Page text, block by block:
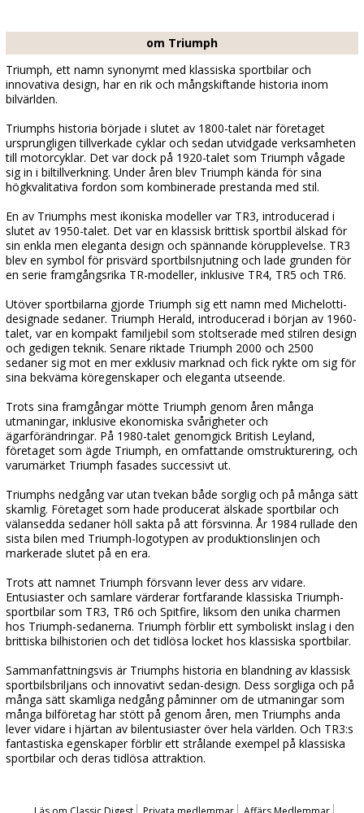
om Triumph
Triumph, ett namn synonymt med klassiska sportbilar och
innovativa design, har en rik och mångskiftande historia inom
bilvärlden.
Triumphs historia började i slutet av 1800-talet när företaget
ursprungligen tillverkade cyklar och sedan utvidgade verksamheten
till motorcyklar. Det var dock på 1920-talet som Triumph vågade
sig in i biltillverkning. Under åren blev Triumph kända för sina
högkvalitativa fordon som kombinerade prestanda med stil.
En av Triumphs mest ikoniska modeller var TR3, introducerad i
slutet av 1950-talet. Det var en klassisk brittisk sportbil älskad för
sin enkla men eleganta design och spännande körupplevelse. TR3
blev en symbol för prisvärd sportbilsnjutning och lade grunden för
en serie framgångsrika TR-modeller, inklusive TR4, TR5 och TR6.
Utöver sportbilarna gjorde Triumph sig ett namn med Michelotti-
designade sedaner. Triumph Herald, introducerad i början av 1960-
talet, var en kompakt familjebil som stoltserade med stilren design
och gedigen teknik. Senare riktade Triumph 2000 och 2500
sedaner sig mot en mer exklusiv marknad och fick rykte om sig för
sina bekväma köregenskaper och eleganta utseende.
Trots sina framgångar mötte Triumph genom åren många
utmaningar, inklusive ekonomiska svårigheter och
ägarförändringar. På 1980-talet genomgick British Leyland,
företaget som ägde Triumph, en omfattande omstrukturering, och
varumärket Triumph fasades successivt ut.
Triumphs nedgång var utan tvekan både sorglig och på många sätt
skamlig. Företaget som hade producerat älskade sportbilar och
välansedda sedaner höll sakta på att försvinna. År 1984 rullade den
sista bilen med Triumph-logotypen av produktionslinjen och
markerade slutet på en era.
Trots att namnet Triumph försvann lever dess arv vidare.
Entusiaster och samlare värderar fortfarande klassiska Triumph-
sportbilar som TR3, TR6 och Spitfire, liksom den unika charmen
hos Triumph-sedanerna. Triumph förblir ett symboliskt inslag i den
brittiska bilhistorien och det tidlösa locket hos klassiska sportbilar.
Sammanfattningsvis är Triumphs historia en blandning av klassisk
sportbilsbriljans och innovativt sedan-design. Dess sorgliga och på
många sätt skamliga nedgång påminner om de utmaningar som
många bilföretag har stött på genom åren, men Triumphs anda
lever vidare i hjärtan av bilentusiaster över hela världen. Och TR3:s
fantastiska egenskaper förblir ett strålande exempel på klassiska
sportbilar och deras tidlösa attraktion.